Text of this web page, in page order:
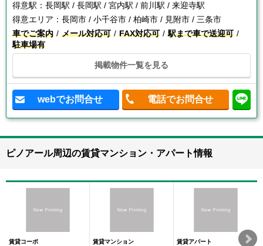
得意駅： 長岡駅 / 長岡駅 / 宮内駅 / 前川駅 / 来迎寺駅
得意エリア： 長岡市 / 小千谷市 / 柏崎市 / 見附市 / 三条市
車でご案内
メール対応可 FAX対応可
駅まで車で送迎可
駐車場有
掲載物件一覧を見る
webでお問合せ 電話でお問合せ
ピノアール周辺の賃貸マンション・アパート情報
賃貸コーポ
賃貸マンション
賃貸アパート